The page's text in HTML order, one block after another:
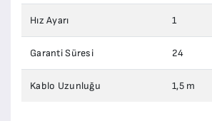
Hız Ayarı 1
Garanti Süresi 24
Kablo Uzunluğu 1,5 m